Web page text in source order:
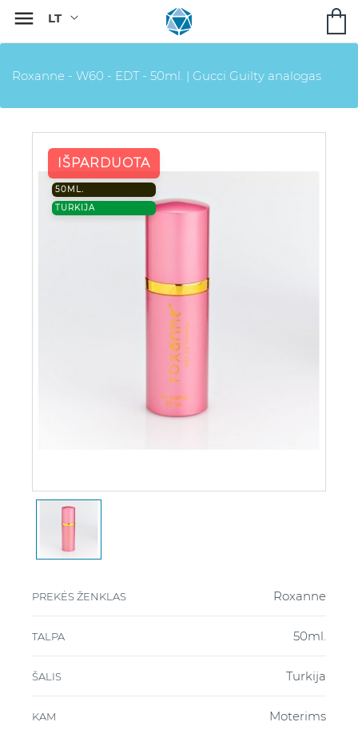

Roxanne - W60 - EDT - 50ml. | Gucci Guilty analogas
IŠPARDUOTA
50ML.
TURKIJA
PREKĖS ŽENKLAS Roxanne
TALPA 50ml.
ŠALIS Turkija
KAM Moterims